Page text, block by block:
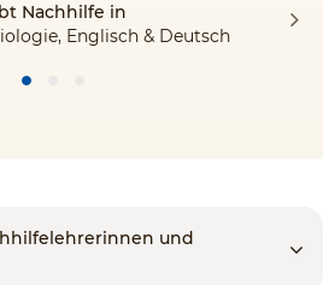
Nachhilfe in
Englisch & Deutsch
und